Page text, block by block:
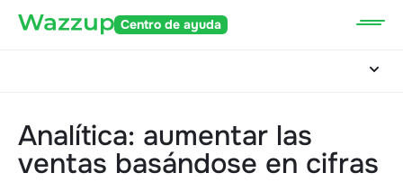
Centro de ayuda
Analítica: aumentar las
ventas basándose en cifras